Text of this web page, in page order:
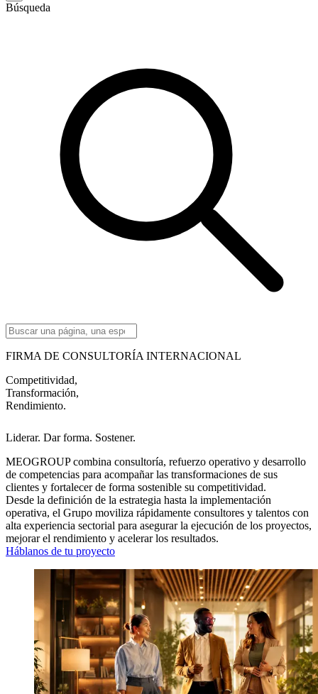
Búsqueda
FIRMA DE CONSULTORÍA INTERNACIONAL
Competitividad,
Transformación,
Rendimiento.
Liderar. Dar forma. Sostener.
MEOGROUP combina consultoría, refuerzo operativo y desarrollo
de competencias para acompañar las transformaciones de sus
clientes y fortalecer de forma sostenible su competitividad.
Desde la definición de la estrategia hasta la implementación
operativa, el Grupo moviliza rápidamente consultores y talentos con
alta experiencia sectorial para asegurar la ejecución de los proyectos,
mejorar el rendimiento y acelerar los resultados.
Háblanos de tu proyecto